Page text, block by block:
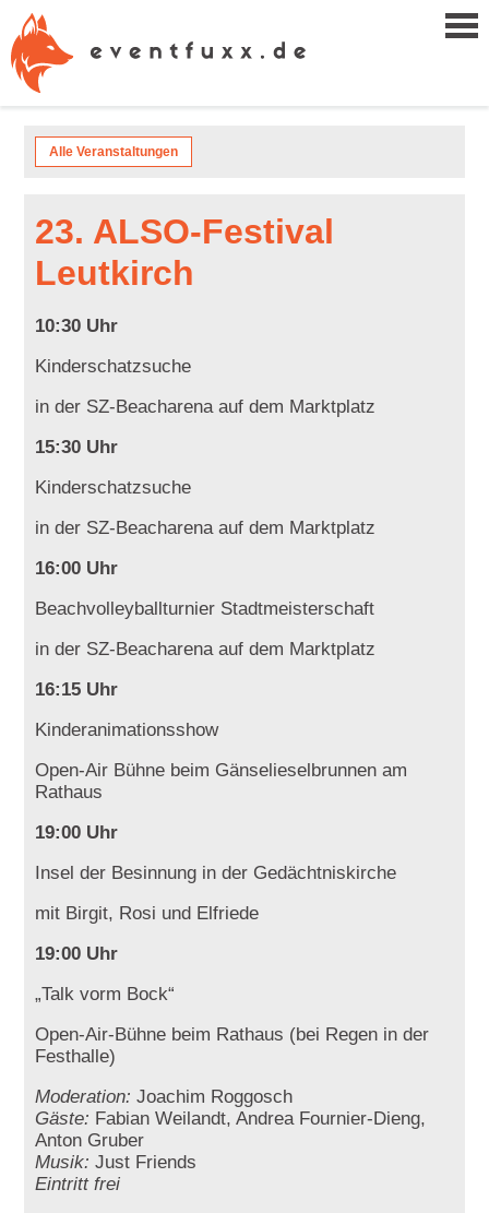
Alle Veranstaltungen
23. ALSO-Festival
Leutkirch
10:30 Uhr
Kinderschatzsuche
in der SZ-Beacharena auf dem Marktplatz
15:30 Uhr
Kinderschatzsuche
in der SZ-Beacharena auf dem Marktplatz
16:00 Uhr
Beachvolleyballturnier Stadtmeisterschaft
in der SZ-Beacharena auf dem Marktplatz
16:15 Uhr
Kinderanimationsshow
Open-Air Bühne beim Gänselieselbrunnen am
Rathaus
19:00 Uhr
Insel der Besinnung in der Gedächtniskirche
mit Birgit, Rosi und Elfriede
19:00 Uhr
„Talk vorm Bock“
Open-Air-Bühne beim Rathaus (bei Regen in der
Festhalle)
Moderation: Joachim Roggosch
Gäste: Fabian Weilandt, Andrea Fournier-Dieng,
Anton Gruber
Musik: Just Friends
Eintritt frei